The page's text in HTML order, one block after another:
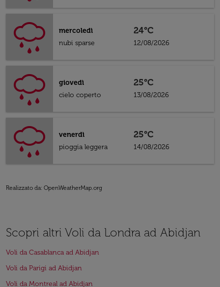
mercoledì
nubi sparse
24°C
12/08/2026
giovedì
cielo coperto
25°C
13/08/2026
venerdì
pioggia leggera
25°C
14/08/2026
Realizzato da: OpenWeatherMap.org
Scopri altri Voli da Londra ad Abidjan
Voli da Casablanca ad Abidjan
Voli da Parigi ad Abidjan
Voli da Montreal ad Abidjan